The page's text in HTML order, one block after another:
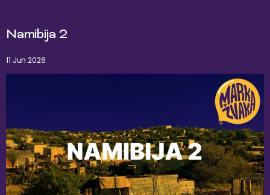
Namibija 2
11 Jun 2026